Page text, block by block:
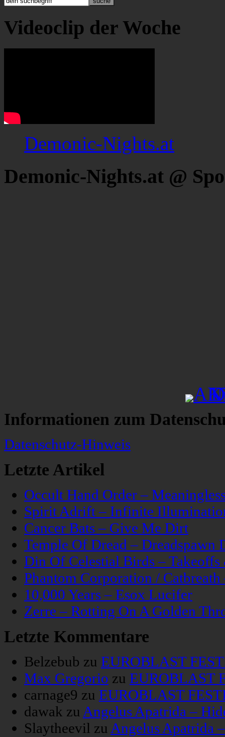
Videoclip der Woche
Demonic-Nights.at
Demonic-Nights.at @
Informationen zum
Datenschutz-Hinweis
Letzte Artikel
Occult Hand Order –
Spirit Adrift – Infinite
Cancer Bats – Give Me Dirt
Temple Of Dread – Dreadspawn
Din Of Celestial Birds –
Phantom Corporation /
10,000 Years – Esox Lucifer
Zerre – Rotting On A Golden
Letzte Kommentare
Belzebub zu EUROBLAST
Max Gregorio zu EUROBLAST
carnage9 zu EUROBLAST
dawak zu Angelus Apatrida –
Slaytheevil zu Angelus Apatrida